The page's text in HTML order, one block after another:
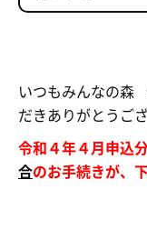
いつもみんなの森
だきありがとうござ
令和４年４月申込分
合のお手続きが、